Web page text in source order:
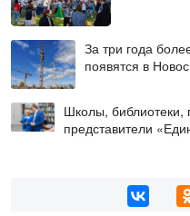
За три года
появятся в
Школы, библиотеки,
представители